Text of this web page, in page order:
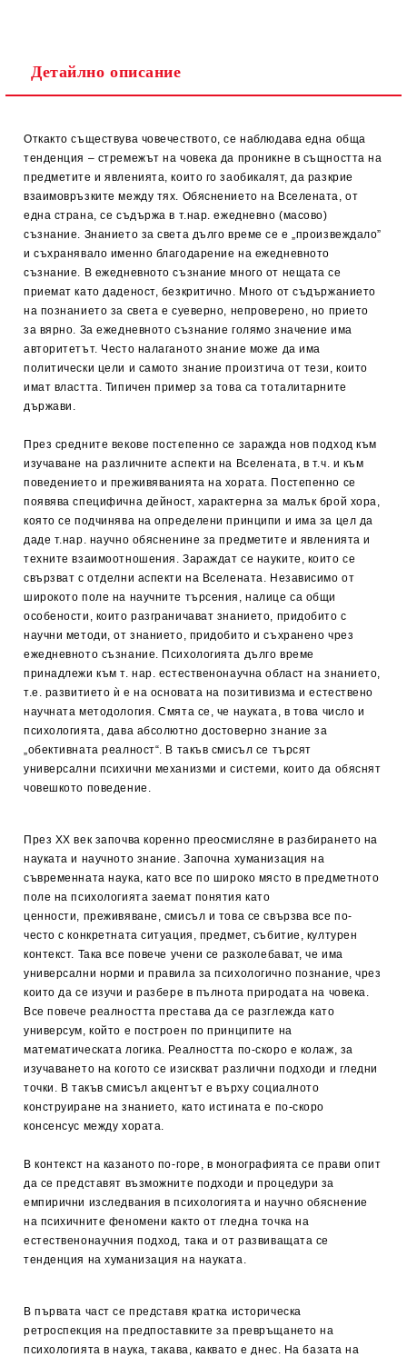
Детайлно описание
Откакто съществува човечеството, се наблюдава една обща
тенденция – стремежът на човека да проникне в същността на
предметите и явленията, които го заобикалят, да разкрие
взаимовръзките между тях. Обяснението на Вселената, от
една страна, се съдържа в т.нар. ежедневно (масово)
съзнание. Знанието за света дълго време се е „произвеждало”
и съхранявало именно благодарение на ежедневното
съзнание. В ежедневното съзнание много от нещата се
приемат като даденост, безкритично. Много от съдържанието
на познанието за света е суеверно, непроверено, но прието
за вярно. За ежедневното съзнание голямо значение има
авторитетът. Често налаганото знание може да има
политически цели и самото знание произтича от тези, които
имат властта. Типичен пример за това са тоталитарните
държави.
През средните векове постепенно се заражда нов подход към
изучаване на различните аспекти на Вселената, в т.ч. и към
поведението и преживяванията на хората. Постепенно се
появява специфична дейност, характерна за малък брой хора,
която се подчинява на определени принципи и има за цел да
даде т.нар. научно обясненине за предметите и явленията и
техните взаимоотношения. Зараждат се науките, които се
свързват с отделни аспекти на Вселената. Независимо от
широкото поле на научните търсения, налице са общи
особености, които разграничават знанието, придобито с
научни методи, от знанието, придобито и съхранено чрез
ежедневното съзнание. Психологията дълго време
принадлежи към т. нар. естественонаучна област на знанието,
т.е. развитието ѝ е на основата на позитивизма и естествено
научната методология. Смята се, че науката, в това число и
психологията, дава абсолютно достоверно знание за
„обективната реалност“. В такъв смисъл се търсят
универсални психични механизми и системи, които да обяснят
човешкото поведение.
През ХХ век започва коренно преосмисляне в разбирането на
науката и научното знание. Започна хуманизация на
съвременната наука, като все по широко място в предметното
поле на психологията заемат понятия като
ценности, преживяване, смисъл и това се свързва все по-
често с конкретната ситуация, предмет, събитие, културен
контекст. Така все повече учени се разколебават, че има
универсални норми и правила за психологично познание, чрез
които да се изучи и разбере в пълнота природата на човека.
Все повече реалността престава да се разглежда като
универсум, който е построен по принципите на
математическата логика. Реалността по-скоро е колаж, за
изучаването на когото се изискват различни подходи и гледни
точки. В такъв смисъл акцентът е върху социалното
конструиране на знанието, като истината е по-скоро
консенсус между хората.
В контекст на казаното по-горе, в монографията се прави опит
да се представят възможните подходи и процедури за
емпирични изследвания в психологията и научно обяснение
на психичните феномени както от гледна точка на
естественонаучния подход, така и от развиващата се
тенденция на хуманизация на науката.
В първата част се представя кратка историческа
ретроспекция на предпоставките за превръщането на
психологията в наука, такава, каквато е днес. На базата на